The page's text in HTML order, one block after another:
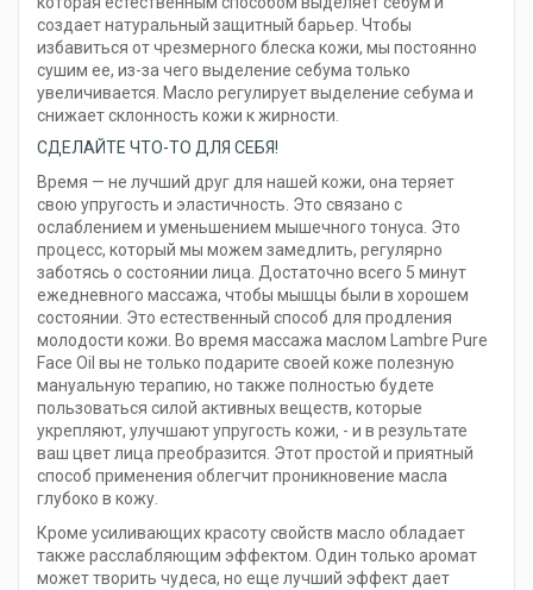
создает натуральный защитный барьер. Чтобы
избавиться от чрезмерного блеска кожи, мы постоянно
сушим ее, из-за чего выделение себума только
увеличивается. Масло регулирует выделение себума и
снижает склонность кожи к жирности.
СДЕЛАЙТЕ ЧТО-ТО ДЛЯ СЕБЯ!
Время — не лучший друг для нашей кожи, она теряет
свою упругость и эластичность. Это связано с
ослаблением и уменьшением мышечного тонуса. Это
процесс, который мы можем замедлить, регулярно
заботясь о состоянии лица. Достаточно всего 5 минут
ежедневного массажа, чтобы мышцы были в хорошем
состоянии. Это естественный способ для продления
молодости кожи. Во время массажа маслом Lambre Pure
Face Oil вы не только подарите своей коже полезную
мануальную терапию, но также полностью будете
пользоваться силой активных веществ, которые
укрепляют, улучшают упругость кожи, - и в результате
ваш цвет лица преобразится. Этот простой и приятный
способ применения облегчит проникновение масла
глубоко в кожу.
Кроме усиливающих красоту свойств масло обладает
также расслабляющим эффектом. Один только аромат
может творить чудеса, но еще лучший эффект дает